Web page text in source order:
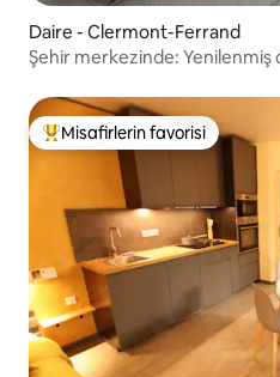
Daire - Clermont-Ferrand
Şehir merkezinde:
Misafirlerin favorilerinden en
Misafirlerin favorisi